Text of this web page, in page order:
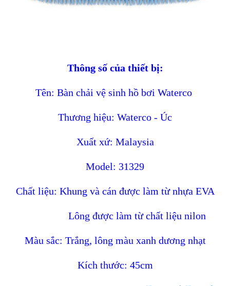
Thông số của thiết bị:
Tên: Bàn chải vệ sinh hồ bơi Waterco
Thương hiệu: Waterco - Úc
Xuất xứ: Malaysia
Model: 31329
Chất liệu: Khung và cán được làm từ nhựa EVA
Lông được làm từ chất liệu nilon
Màu sắc: Trắng, lông màu xanh dương nhạt
Kích thước: 45cm